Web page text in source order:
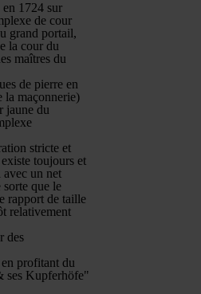
1724 sur
de cour
grand portail,
la cour du
maîtres du
de pierre en
la maçonnerie)
jaune du
stricte et
toujours et
un net
que le
rapport de taille
relativement
des
profitant du
ses Kupferhöfe"